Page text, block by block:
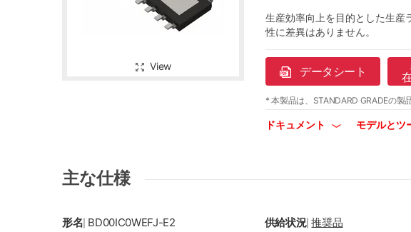
View
生産効率向上を目的とした生産
性に差異はありません。
データシート
* 本製品は、STANDARD GRADEの製品
ドキュメント モデルとツ
主な仕様
形名 BD00IC0WEFJ-E2 供給状況|推奨品